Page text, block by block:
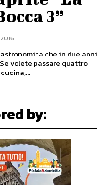
3”
che in due anni
by: